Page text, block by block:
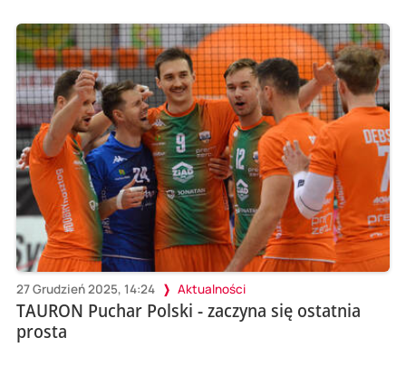
27 Grudzień 2025, 14:24 Aktualności
TAURON Puchar Polski - zaczyna się ostatnia
prosta